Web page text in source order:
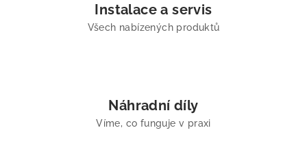
Instalace a servis
Všech nabízených produktů
Náhradní díly
Víme, co funguje v praxi